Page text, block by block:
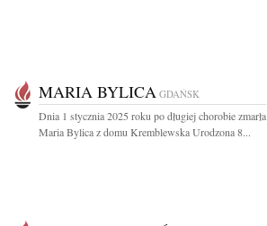
MARIA BYLICA GDAŃSK
Dnia 1 stycznia 2025 roku po długiej chorobie zmarła
Maria Bylica z domu Kremblewska Urodzona 8...